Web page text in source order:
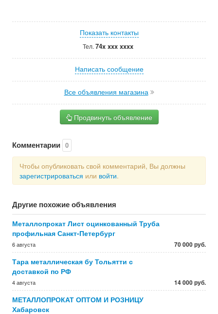
Показать контакты
Тел. 74x xxx xxxx
Написать сообщение
Все объявления магазина
Продвинуть объявление
Комментарии 0
Чтобы опубликовать свой комментарий, Вы должны
зарегистрироваться или войти.
Другие похожие объявления
Металлопрокат Лист оцинкованный Труба
профильная Санкт-Петербург
6 августа 70 000 руб.
Тара металлическая бу Тольятти с
доставкой по РФ
4 августа 14 000 руб.
МЕТАЛЛОПРОКАТ ОПТОМ И РОЗНИЦУ
Хабаровск